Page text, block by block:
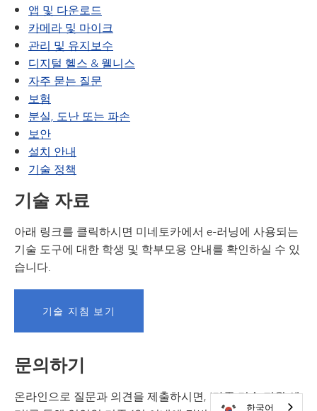
앱 및 다운로드
카메라 및 마이크
관리 및 유지보수
디지털 헬스 & 웰니스
자주 묻는 질문
보험
분실, 도난 또는 파손
보안
설치 안내
기술 정책
기술 자료
아래 링크를 클릭하시면 미네토카에서 e-러닝에 사용되는
기술 도구에 대한 학생 및 학부모용 안내를 확인하실 수 있
습니다.
기술 지침 보기
문의하기
온라인으로 질문과 의견을 제출하시면, ‘가족 기술 지원 센
한국어